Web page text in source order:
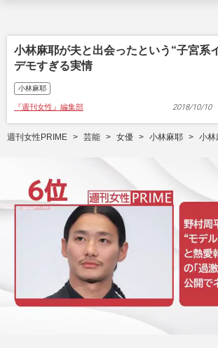
小林麻耶が夫と出会ったという“子宮系
デモすぎる実情
小林麻耶
『週刊女性』編集部 2018/10/10
週刊女性PRIME 芸能 女優 小林麻耶 小林